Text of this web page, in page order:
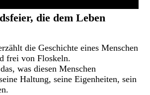
die dem Leben
die Geschichte eines Menschen
frei von Floskeln.
was diesen Menschen
Haltung, seine Eigenheiten, sein